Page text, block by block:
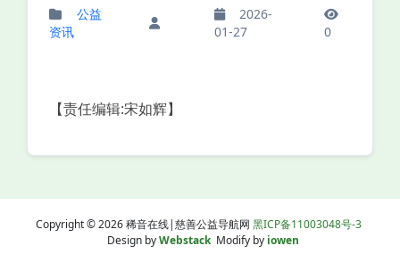
公益
资讯
2026-
01-27
0
【责任编辑:宋如辉】
Copyright © 2026 稀音在线|慈善公益导航网 黑ICP备11003048号-3
Design byWebstackModify by iowen